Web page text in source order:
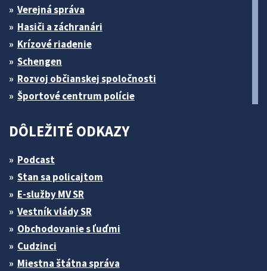
Verejná správa
Hasiči a záchranári
Krízové riadenie
Schengen
Rozvoj občianskej spoločnosti
Športové centrum polície
DÔLEŽITÉ ODKAZY
Podcast
Stan sa policajtom
E-služby MV SR
Vestník vlády SR
Obchodovanie s ľuďmi
Cudzinci
Miestna štátna správa